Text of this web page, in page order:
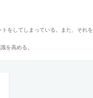
をしてしまっている。また、それを
を高める。